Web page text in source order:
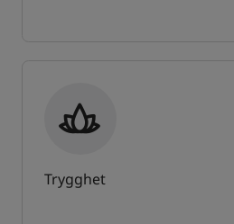
Trygghet